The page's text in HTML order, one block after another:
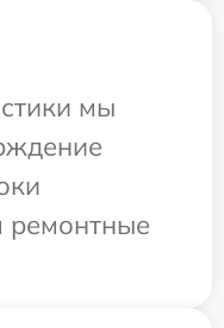
мы
ремонтные